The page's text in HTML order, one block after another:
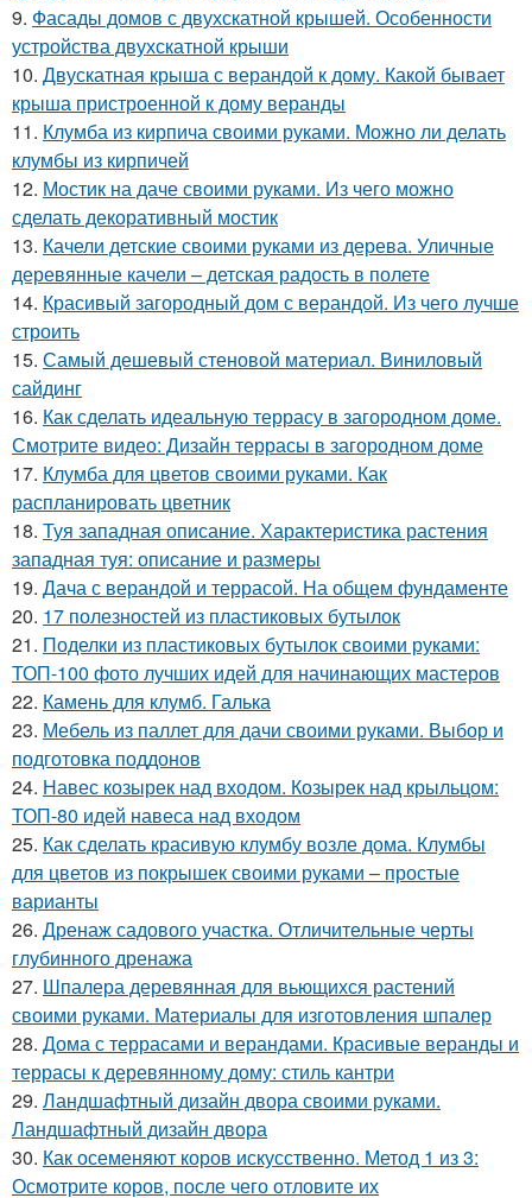
9. Фасады домов с двухскатной крышей. Особенности
устройства двухскатной крыши
10. Двускатная крыша с верандой к дому. Какой бывает
крыша пристроенной к дому веранды
11. Клумба из кирпича своими руками. Можно ли делать
клумбы из кирпичей
12. Мостик на даче своими руками. Из чего можно
сделать декоративный мостик
13. Качели детские своими руками из дерева. Уличные
деревянные качели – детская радость в полете
14. Красивый загородный дом с верандой. Из чего лучше
строить
15. Самый дешевый стеновой материал. Виниловый
сайдинг
16. Как сделать идеальную террасу в загородном доме.
Смотрите видео: Дизайн террасы в загородном доме
17. Клумба для цветов своими руками. Как
распланировать цветник
18. Туя западная описание. Характеристика растения
западная туя: описание и размеры
19. Дача с верандой и террасой. На общем фундаменте
20. 17 полезностей из пластиковых бутылок
21. Поделки из пластиковых бутылок своими руками:
ТОП-100 фото лучших идей для начинающих мастеров
22. Камень для клумб. Галька
23. Мебель из паллет для дачи своими руками. Выбор и
подготовка поддонов
24. Навес козырек над входом. Козырек над крыльцом:
ТОП-80 идей навеса над входом
25. Как сделать красивую клумбу возле дома. Клумбы
для цветов из покрышек своими руками – простые
варианты
26. Дренаж садового участка. Отличительные черты
глубинного дренажа
27. Шпалера деревянная для вьющихся растений
своими руками. Материалы для изготовления шпалер
28. Дома с террасами и верандами. Красивые веранды и
террасы к деревянному дому: стиль кантри
29. Ландшафтный дизайн двора своими руками.
Ландшафтный дизайн двора
30. Как осеменяют коров искусственно. Метод 1 из 3:
Осмотрите коров, после чего отловите их